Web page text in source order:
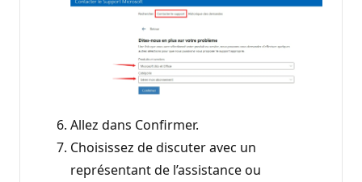
Allez dans Confirmer.
Choisissez de discuter avec un
représentant de l’assistance ou